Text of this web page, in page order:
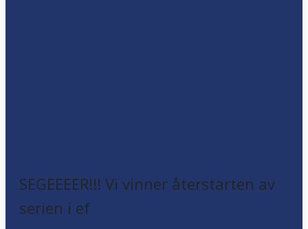
SEGEEEER!!! Vi vinner återstarten av
serien i ef